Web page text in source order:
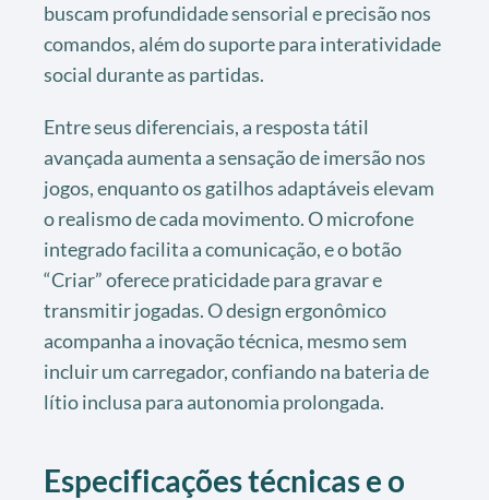
buscam profundidade sensorial e precisão nos
comandos, além do suporte para interatividade
social durante as partidas.
Entre seus diferenciais, a resposta tátil
avançada aumenta a sensação de imersão nos
jogos, enquanto os gatilhos adaptáveis elevam
o realismo de cada movimento. O microfone
integrado facilita a comunicação, e o botão
“Criar” oferece praticidade para gravar e
transmitir jogadas. O design ergonômico
acompanha a inovação técnica, mesmo sem
incluir um carregador, confiando na bateria de
lítio inclusa para autonomia prolongada.
Especificações técnicas e o